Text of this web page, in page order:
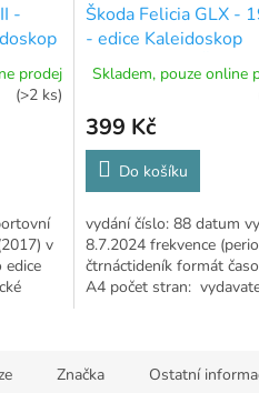
-
- 56
prodej
(>2 ks)
v
edice
Škoda Felicia GLX -
- edice Kaleidoskop
slavných vozů Škoda
Skladem, pouze online
399 Kč
Do košíku
vydání číslo: 88 datum
8.7.2024 frekvence
čtrnáctideník formát
A4 počet stran:
Značka Ostatní